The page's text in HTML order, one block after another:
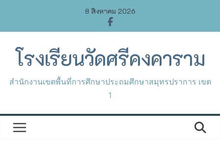
content
8 สิงหาคม 2026
โรงเรียนวัดศรีคงคาราม
สำนักงานเขตพื้นที่การศึกษาประถมศึกษาสมุทรปราการ เขต
1